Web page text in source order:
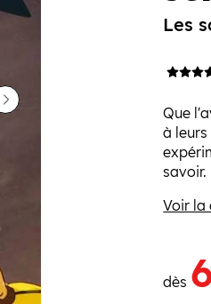
Les
Que
à
savoir.
Voir la
dès
Suivant